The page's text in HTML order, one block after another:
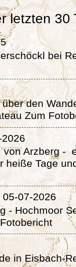
letzten 30
bei
den
Zum
von Arzberg -
heiße Tage
07-2026
- Hochmoor
in Eisbach-